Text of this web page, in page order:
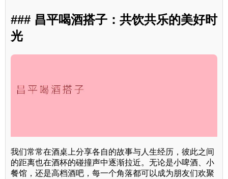
### 昌平喝酒搭子：共饮共乐的美好时
光
我们常常在酒桌上分享各自的故事与人生经历，彼此之间
的距离也在酒杯的碰撞声中逐渐拉近。无论是小啤酒、小
餐馆，还是高档酒吧，每一个角落都可以成为朋友们欢聚